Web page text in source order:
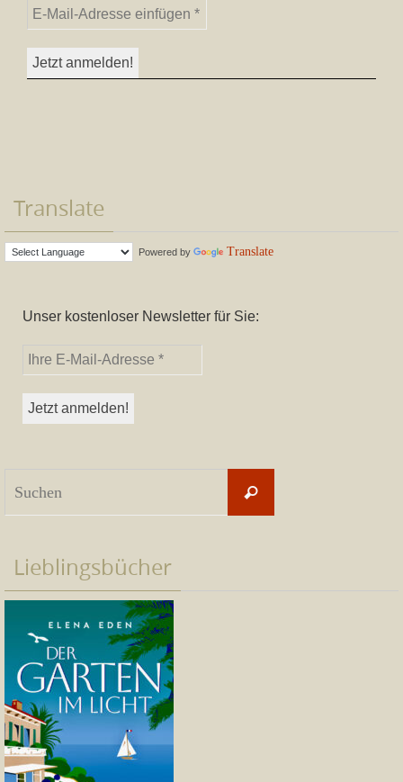
Translate
Powered by Translate
Unser kostenloser Newsletter für Sie:
Suchen
Lieblingsbücher